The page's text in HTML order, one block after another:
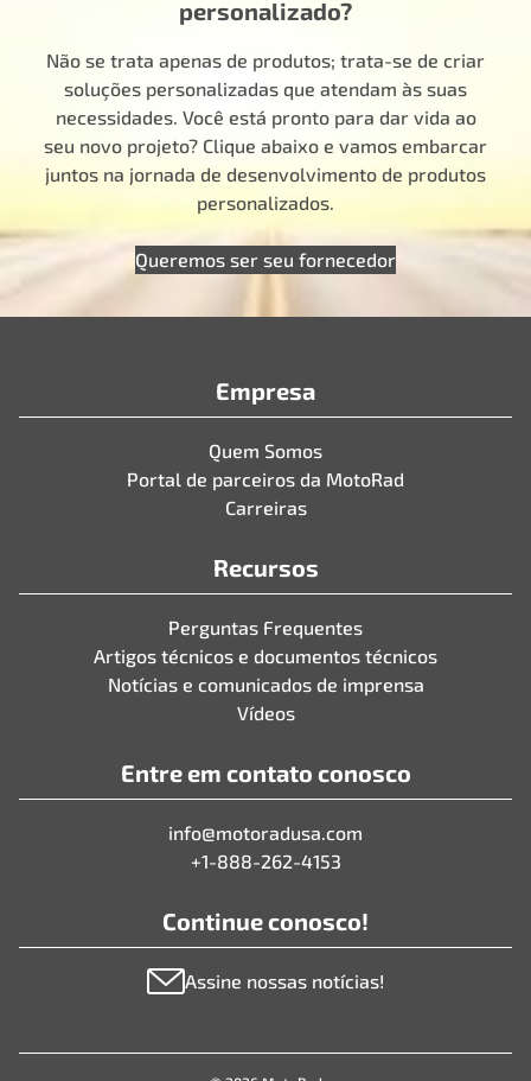
personalizado?
Não se trata apenas de produtos; trata-se de criar
soluções personalizadas que atendam às suas
necessidades. Você está pronto para dar vida ao
seu novo projeto? Clique abaixo e vamos embarcar
juntos na jornada de desenvolvimento de produtos
personalizados.
Queremos ser seu fornecedor
Empresa
Quem Somos
Portal de parceiros da MotoRad
Carreiras
Recursos
Perguntas Frequentes
Artigos técnicos e documentos técnicos
Notícias e comunicados de imprensa
Vídeos
Entre em contato conosco
info@motoradusa.com
+1-888-262-4153
Continue conosco!
Assine nossas notícias!